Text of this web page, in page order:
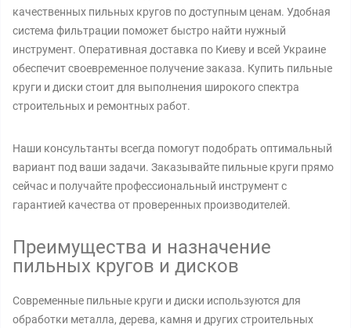
качественных пильных кругов по доступным ценам. Удобная
система фильтрации поможет быстро найти нужный
инструмент. Оперативная доставка по Киеву и всей Украине
обеспечит своевременное получение заказа. Купить пильные
круги и диски стоит для выполнения широкого спектра
строительных и ремонтных работ.
Наши консультанты всегда помогут подобрать оптимальный
вариант под ваши задачи. Заказывайте пильные круги прямо
сейчас и получайте профессиональный инструмент с
гарантией качества от проверенных производителей.
Преимущества и назначение
пильных кругов и дисков
Современные пильные круги и диски используются для
обработки металла, дерева, камня и других строительных